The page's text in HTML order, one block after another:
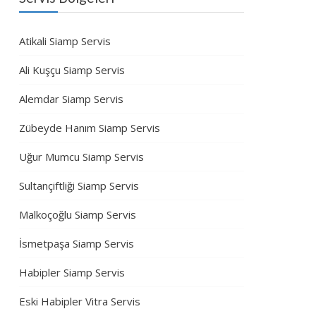
Atikali Siamp Servis
Ali Kuşçu Siamp Servis
Alemdar Siamp Servis
Zübeyde Hanım Siamp Servis
Uğur Mumcu Siamp Servis
Sultançiftliği Siamp Servis
Malkoçoğlu Siamp Servis
İsmetpaşa Siamp Servis
Habipler Siamp Servis
Eski Habipler Vitra Servis